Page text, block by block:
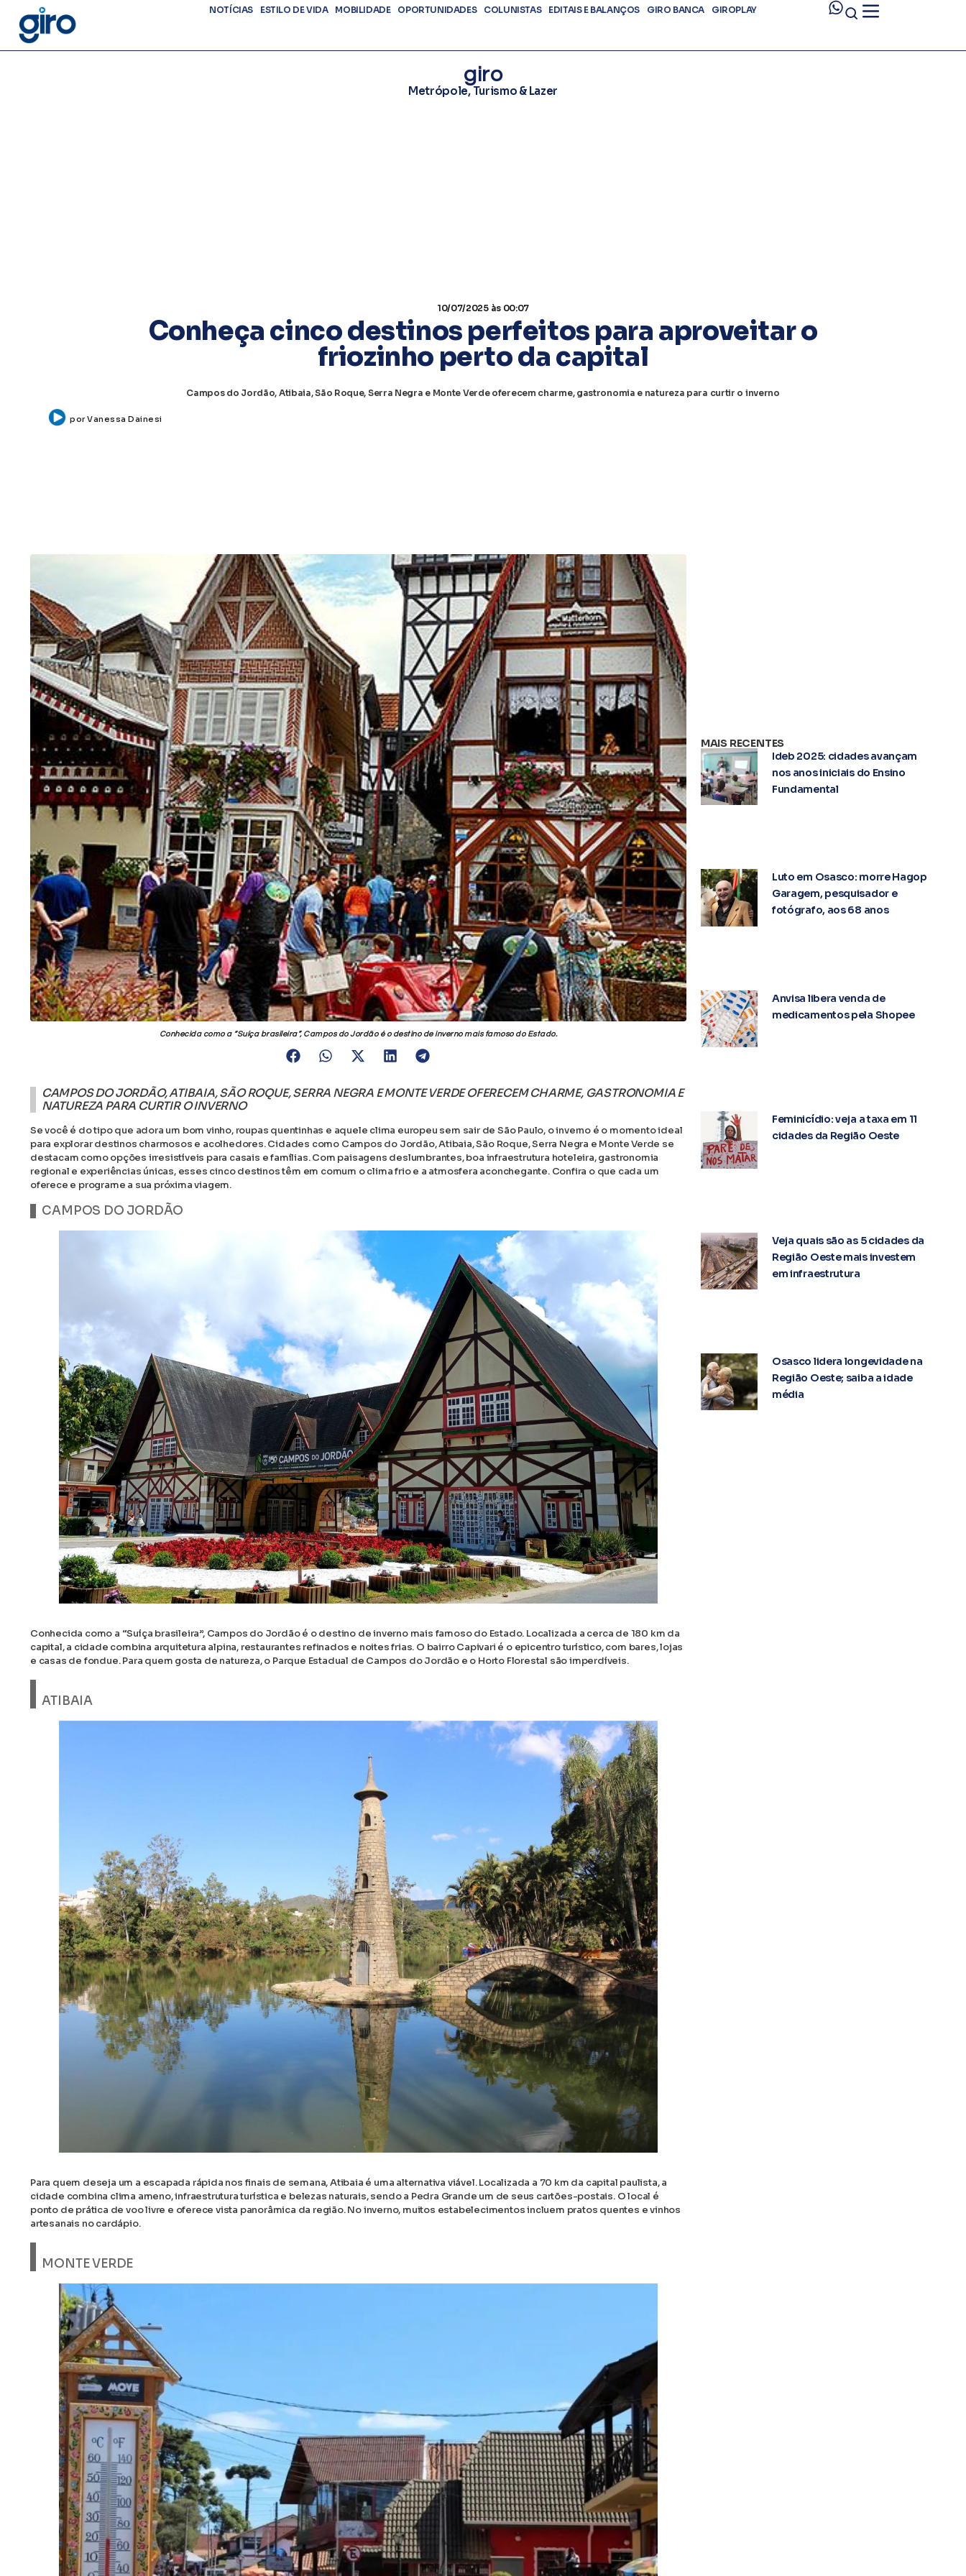
NOTÍCIAS ESTILO DE VIDA MOBILIDADE OPORTUNIDADES COLUNISTAS EDITAIS E BALANÇOS GIRO BANCA GIROPLAY
giro
Metrópole, Turismo & Lazer
10/07/2025às 00:07
Conheça cinco destinos perfeitos para aproveitar o
friozinho perto da capital
Campos do Jordão, Atibaia, São Roque, Serra Negra e Monte Verde oferecem charme, gastronomia e natureza para curtir o inverno
porVanessa Dainesi
Conhecida como a “Suíça brasileira”, Campos do Jordão é o destino de inverno mais famoso do Estado.
CAMPOS DO JORDÃO, ATIBAIA, SÃO ROQUE, SERRA NEGRA E MONTE VERDE OFERECEM CHARME, GASTRONOMIA E
NATUREZA PARA CURTIR O INVERNO
Se você é do tipo que adora um bom vinho, roupas quentinhas e aquele clima europeu sem sair de São Paulo, o inverno é o momento ideal
para explorar destinos charmosos e acolhedores. Cidades como Campos do Jordão, Atibaia, São Roque, Serra Negra e Monte Verde se
destacam como opções irresistíveis para casais e famílias. Com paisagens deslumbrantes, boa infraestrutura hoteleira, gastronomia
regional e experiências únicas, esses cinco destinos têm em comum o clima frio e a atmosfera aconchegante. Confira o que cada um
oferece e programe a sua próxima viagem.
CAMPOS DO JORDÃO
Conhecida como a “Suíça brasileira”, Campos do Jordão é o destino de inverno mais famoso do Estado. Localizada a cerca de 180 km da
capital, a cidade combina arquitetura alpina, restaurantes refinados e noites frias. O bairro Capivari é o epicentro turístico, com bares, lojas
e casas de fondue. Para quem gosta de natureza, o Parque Estadual de Campos do Jordão e o Horto Florestal são imperdíveis.
ATIBAIA
Para quem deseja um a escapada rápida nos finais de semana, Atibaia é uma alternativa viável. Localizada a 70 km da capital paulista, a
cidade combina clima ameno, infraestrutura turística e belezas naturais, sendo a Pedra Grande um de seus cartões-postais. O local é
ponto de prática de voo livre e oferece vista panorâmica da região. No inverno, muitos estabelecimentos incluem pratos quentes e vinhos
artesanais no cardápio.
MONTE VERDE
MAIS RECENTES
Ideb 2025: cidades avançam
nos anos iniciais do Ensino
Fundamental
Luto em Osasco: morre Hagop
Garagem, pesquisador e
fotógrafo, aos 68 anos
Anvisa libera venda de
medicamentos pela Shopee
Feminicídio: veja a taxa em 11
cidades da Região Oeste
Veja quais são as 5 cidades da
Região Oeste mais investem
em infraestrutura
Osasco lidera longevidade na
Região Oeste; saiba a idade
média